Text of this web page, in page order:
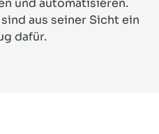
und automatisieren.
aus seiner Sicht ein
dafür.